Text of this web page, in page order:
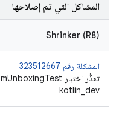
المشاكل التي تم إصلاحها
Shrinker (R8)
المشكلة رقم 323512667
kotlin_dev